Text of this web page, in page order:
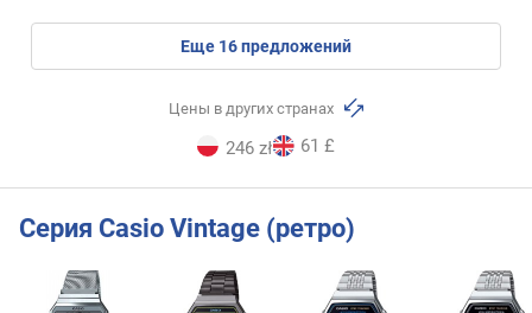
eще 16предложений
Цены в других странах
246 zł 61 £
Серия Casio Vintage (ретро)